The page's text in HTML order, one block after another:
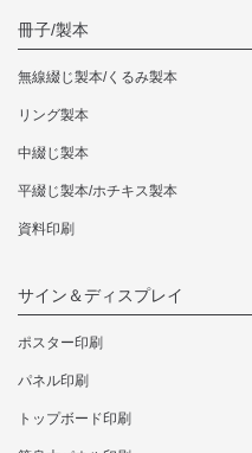
冊子/製本
無線綴じ製本/くるみ製本
リング製本
中綴じ製本
平綴じ製本/ホチキス製本
資料印刷
サイン＆ディスプレイ
ポスター印刷
パネル印刷
トップボード印刷